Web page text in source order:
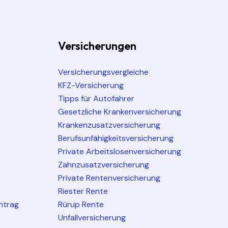
Versicherungen
Versicherungsvergleiche
KFZ-Versicherung
Tipps für Autofahrer
Gesetzliche Krankenversicherung
Krankenzusatzversicherung
Berufsunfähigkeitsversicherung
Private Arbeitslosenversicherung
Zahnzusatzversicherung
Private Rentenversicherung
Riester Rente
Rürup Rente
Unfallversicherung